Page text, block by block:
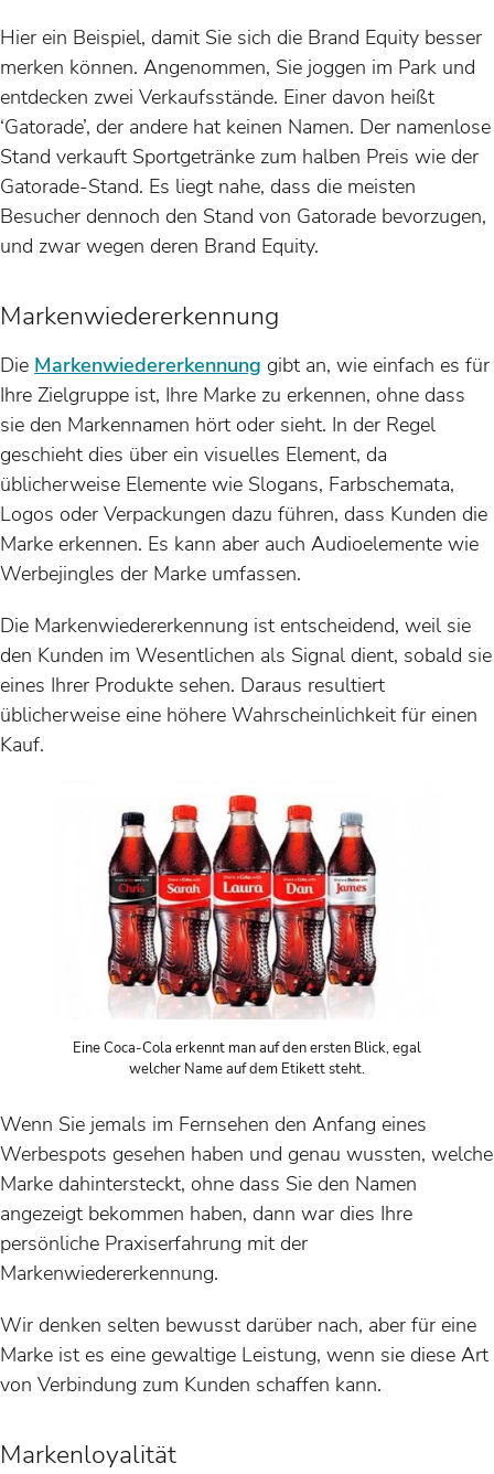
Hier ein Beispiel, damit Sie sich die Brand Equity besser
merken können. Angenommen, Sie joggen im Park und
entdecken zwei Verkaufsstände. Einer davon heißt
‘Gatorade’, der andere hat keinen Namen. Der namenlose
Stand verkauft Sportgetränke zum halben Preis wie der
Gatorade-Stand. Es liegt nahe, dass die meisten
Besucher dennoch den Stand von Gatorade bevorzugen,
und zwar wegen deren Brand Equity.
Markenwiedererkennung
Die Markenwiedererkennung gibt an, wie einfach es für
Ihre Zielgruppe ist, Ihre Marke zu erkennen, ohne dass
sie den Markennamen hört oder sieht. In der Regel
geschieht dies über ein visuelles Element, da
üblicherweise Elemente wie Slogans, Farbschemata,
Logos oder Verpackungen dazu führen, dass Kunden die
Marke erkennen. Es kann aber auch Audioelemente wie
Werbejingles der Marke umfassen.
Die Markenwiedererkennung ist entscheidend, weil sie
den Kunden im Wesentlichen als Signal dient, sobald sie
eines Ihrer Produkte sehen. Daraus resultiert
üblicherweise eine höhere Wahrscheinlichkeit für einen
Kauf.
Eine Coca-Cola erkennt man auf den ersten Blick, egal
welcher Name auf dem Etikett steht.
Wenn Sie jemals im Fernsehen den Anfang eines
Werbespots gesehen haben und genau wussten, welche
Marke dahintersteckt, ohne dass Sie den Namen
angezeigt bekommen haben, dann war dies Ihre
persönliche Praxiserfahrung mit der
Markenwiedererkennung.
Wir denken selten bewusst darüber nach, aber für eine
Marke ist es eine gewaltige Leistung, wenn sie diese Art
von Verbindung zum Kunden schaffen kann.
Markenloyalität